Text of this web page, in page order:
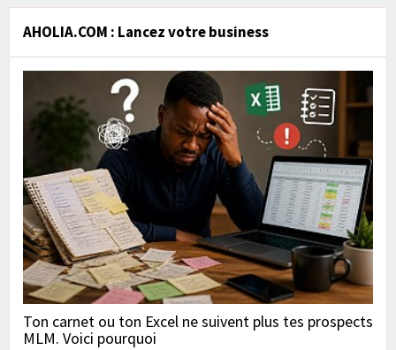
AHOLIA.COM : Lancez votre business
Ton carnet ou ton Excel ne suivent plus tes prospects
MLM. Voici pourquoi